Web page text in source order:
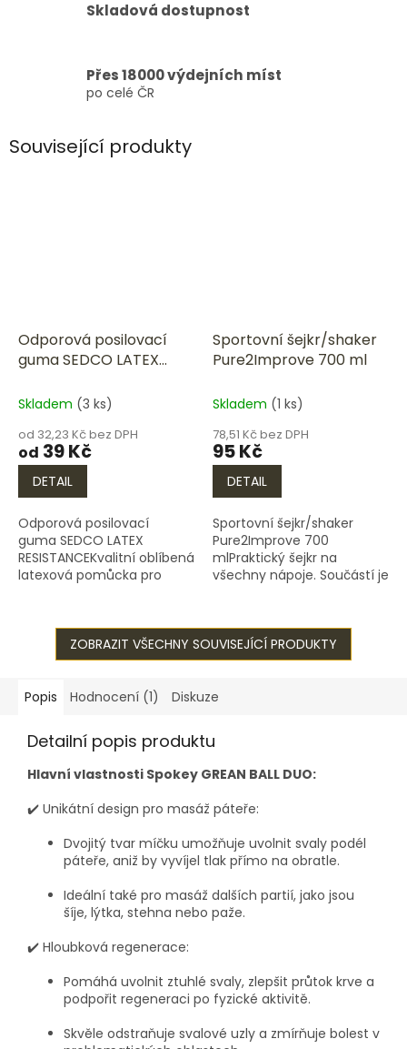
Skladová dostupnost
Přes 18000 výdejních míst
po celé ČR
Související produkty
Odporová posilovací
guma SEDCO LATEX
Skladem (3 ks)
od 32,23 Kč bez DPH
od 39 Kč
DETAIL
Odporová posilovací
guma SEDCO LATEX
RESISTANCEKvalitní oblíbená
latexová pomůcka pro
všech směrech. Možnost
využití pro...
Sportovní šejkr/shaker
Pure2Improve 700 ml
Skladem (1 ks)
78,51 Kč bez DPH
95 Kč
DETAIL
Sportovní šejkr/shaker
Pure2Improve 700
mlPraktický šejkr na
všechny nápoje. Součástí je
Šejkr má spolehlivý uzávěr
na pití,...
ZOBRAZIT VŠECHNY SOUVISEJÍCÍ PRODUKTY
Popis Hodnocení (1) Diskuze
Detailní popis produktu
Hlavní vlastnosti Spokey GREAN BALL DUO:
✔️ Unikátní design pro masáž páteře:
Dvojitý tvar míčku umožňuje uvolnit svaly podél
páteře, aniž by vyvíjel tlak přímo na obratle.
Ideální také pro masáž dalších partií, jako jsou
šíje, lýtka, stehna nebo paže.
✔️ Hloubková regenerace:
Pomáhá uvolnit ztuhlé svaly, zlepšit průtok krve a
podpořit regeneraci po fyzické aktivitě.
Skvěle odstraňuje svalové uzly a zmírňuje bolest v